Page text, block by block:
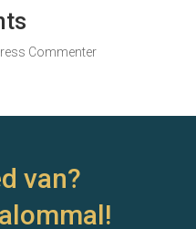
Commenter
van?